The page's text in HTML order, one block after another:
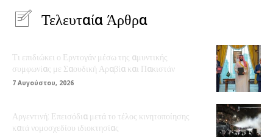
Τελευταία Άρθρα
Τι επιδιώκει ο Ερντογάν μέσω της αμυντικής
συμφωνίας με Σαουδική Αραβία και Πακιστάν
7 Αυγούστου, 2026
Αργεντινή: Επεισόδια μετά το τέλος κινητοποίησης
κατά νομοσχεδίου ιδιοκτησίας